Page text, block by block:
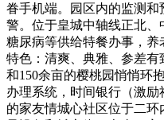
眷手机端。园区内的监测
警。位于皇城中轴线正北、
糖尿病等供给特餐办事，养
特色：清爽、典雅、参差有
和150余亩的樱桃园悄悄环
办理系统，时间银行（激
的家友情城心社区位于二